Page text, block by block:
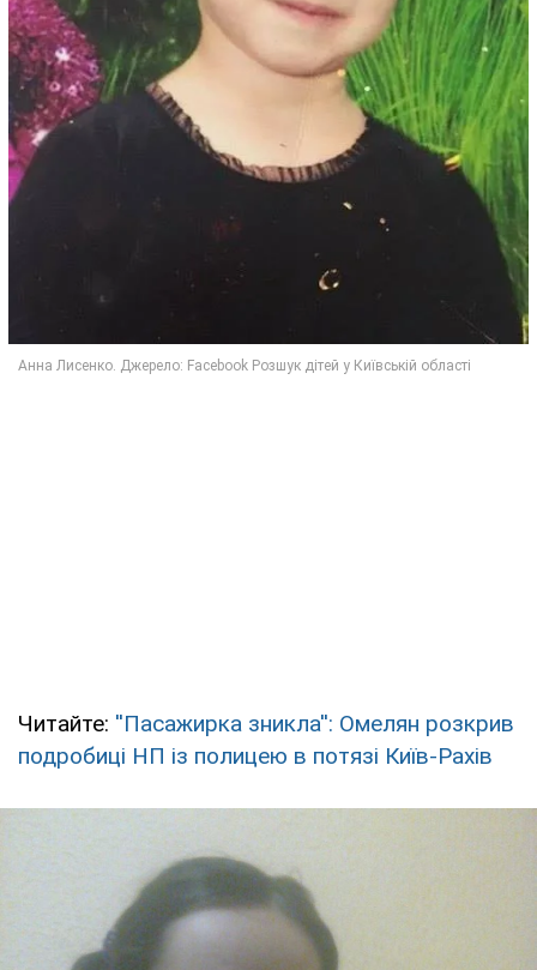
Читайте: ''Пасажирка зникла'': Омелян розкрив
подробиці НП із полицею в потязі Київ-Рахів